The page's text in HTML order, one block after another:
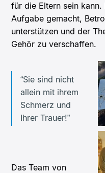
für die Eltern sein
Aufgabe gemacht,
unterstützen und der
Gehör zu verschaffen.
“Sie sind nicht
allein mit ihrem
Schmerz und
Ihrer Trauer!”
Das Team von